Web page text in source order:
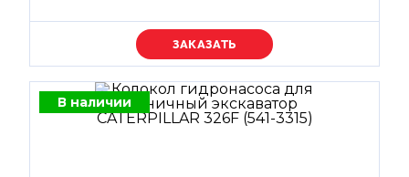
Уточняйте цену
В наличии